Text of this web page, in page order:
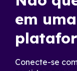
em
Conecte-se